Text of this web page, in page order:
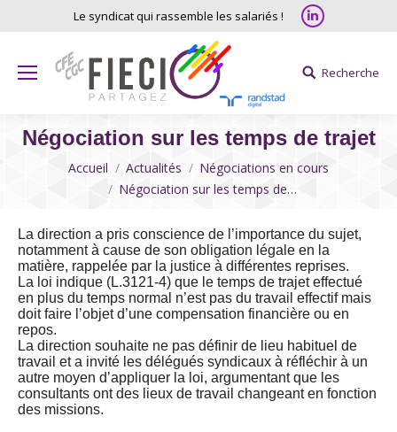
Le syndicat qui rassemble les salariés ! Linkedin
Search:
Recherche
Négociation sur les temps de trajet
Vous êtes ici
Accueil Actualités
Négociations en cours
Négociation sur les temps de…
La direction a pris conscience de l’importance du sujet,
notamment à cause de son obligation légale en la
matière, rappelée par la justice à différentes reprises.
La loi indique (L.3121-4) que le temps de trajet effectué
en plus du temps normal n’est pas du travail effectif mais
doit faire l’objet d’une compensation financière ou en
repos.
La direction souhaite ne pas définir de lieu habituel de
travail et a invité les délégués syndicaux à réfléchir à un
autre moyen d’appliquer la loi, argumentant que les
consultants ont des lieux de travail changeant en fonction
des missions.